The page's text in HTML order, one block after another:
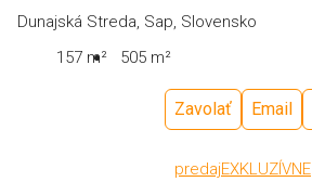
Dunajská Streda, Sap, Slovensko
157 m² 505 m²
Zavolať Email
predajEXKLUZÍVNE